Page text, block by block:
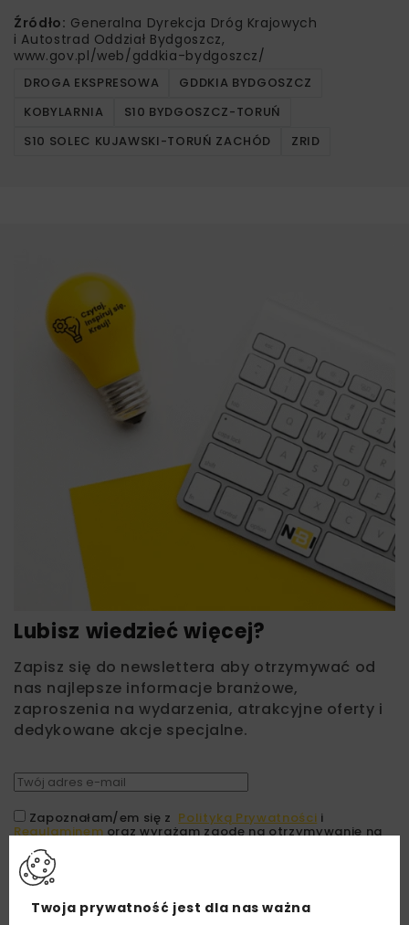
Źródło: Generalna Dyrekcja Dróg Krajowych
i Autostrad Oddział Bydgoszcz,
www.gov.pl/web/gddkia-bydgoszcz/
DROGA EKSPRESOWA
GDDKIA BYDGOSZCZ
KOBYLARNIA
S10 BYDGOSZCZ-TORUŃ
S10 SOLEC KUJAWSKI-TORUŃ ZACHÓD
ZRID
Lubisz wiedzieć więcej?
Zapisz się do newslettera aby otrzymywać od
nas najlepsze informacje branżowe,
zaproszenia na wydarzenia, atrakcyjne oferty i
dedykowane akcje specjalne.
Zapoznałam/em się z Polityką Prywatności i
Regulaminemoraz wyrażam zgodę na otrzymywanie na
podany przeze mnie adres e-mail korespondencji
handlowej w postaci newslettera.
ZAPISZ MNIE
Twoja prywatność jest dla nas ważna